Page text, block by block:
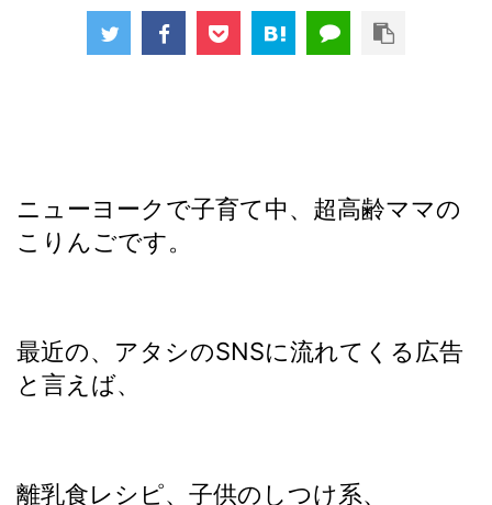
ニューヨークで子育て中、超高齢ママの
こりんごです。
最近の、アタシのSNSに流れてくる広告
と言えば、
離乳食レシピ、子供のしつけ系、